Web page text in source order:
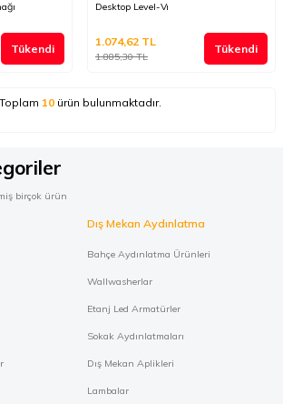
Tükendi
Desktop Level-Vı
1.885,30TL
1.074,62 TL Tükendi
Toplam 10ürün bulunmaktadır.
birçok ürün
Dış Mekan Aydınlatma
Bahçe Aydınlatma Ürünleri
Wallwasherlar
Etanj Led Armatürler
Sokak Aydınlatmaları
Dış Mekan Aplikleri
Lambalar